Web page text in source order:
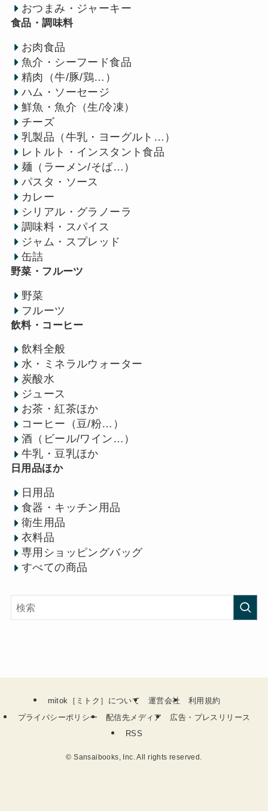
おつまみ・ジャーキー
食品・調味料
お肉食品
魚介・シーフード食品
精肉（牛/豚/鶏…）
ハム・ソーセージ
鮮魚・魚介（生/冷凍）
チーズ
乳製品（牛乳・ヨーグルト…）
レトルト・インスタント食品
麺（ラーメン/そば…）
パスタ・ソース
カレー
シリアル・グラノーラ
調味料・スパイス
ジャム・スプレッド
缶詰
野菜・フルーツ
野菜
フルーツ
飲料・コーヒー
飲料全般
水・ミネラルウォーター
炭酸水
ジュース
お茶・紅茶ほか
コーヒー（豆/粉…）
酒（ビール/ワイン…）
牛乳・豆乳ほか
日用品ほか
日用品
食器・キッチン用品
衛生用品
衣料品
専用ショッピングバッグ
すべての商品
mitok［ミトク］について 運営会社
利用規約
プライバシーポリシー
配信先メディア
広告・プレスリリース
RSS
© Sansaibooks, Inc. All rights reserved.